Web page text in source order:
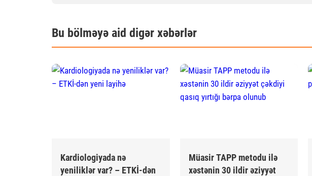
Bu bölməyə aid digər xəbərlər
Kardiologiyada nə
yeniliklər var? – ETKİ-dən
Müasir TAPP metodu ilə
xəstənin 30 ildir əziyyət